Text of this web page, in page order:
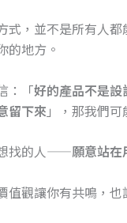
式，並不是所有人
的地方。
：「好的產品不是
留下來 」，那我們可
找的人——願意站
值觀讓你有共鳴，